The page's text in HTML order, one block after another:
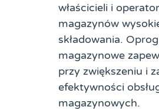
właścicieli i
magazynów
składowania.
magazynowe
przy zwiększeniu i
efektywności
magazynowych.